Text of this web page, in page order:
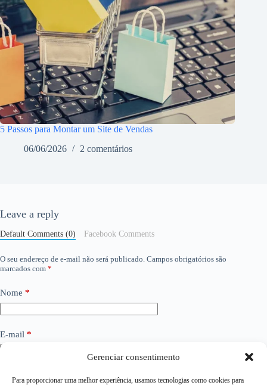
Gerenciar consentimento
Para proporcionar uma melhor experiência, usamos tecnologias como cookies para
5 Passos para Montar um Site de Vendas
06/06/2026
2 comentários
Leave a reply
Default Comments (0) Facebook Comments
O seu endereço de e-mail não será publicado. Campos obrigatórios são
marcados com *
Nome *
E-mail *
Site